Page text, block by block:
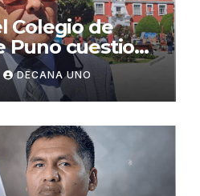
Colegio de
Puno cuestiona
seguridad
DECANA UNO